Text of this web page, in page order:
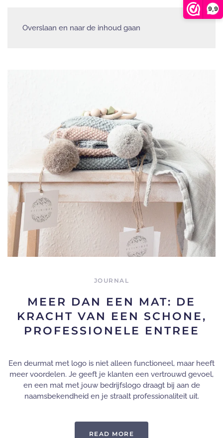
9,9
Overslaan en naar de inhoud gaan
JOURNAL
MEER DAN EEN MAT: DE
KRACHT VAN EEN SCHONE,
PROFESSIONELE ENTREE
Een deurmat met logo is niet alleen functioneel, maar heeft
meer voordelen. Je geeft je klanten een vertrouwd gevoel,
en een mat met jouw bedrijfslogo draagt bij aan de
naamsbekendheid en je straalt professionaliteit uit.
READ MORE